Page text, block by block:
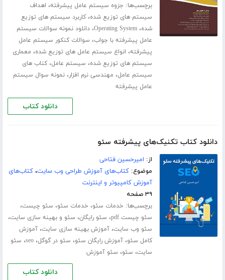
برچسب‌ها: جزوه سیستم عامل پیشرفته، اهداف
سیستم های توزیع شده،کاربرد سیستم های توزیع
شده،Operating System،دانلود نمونه سوالات سیستم
عامل پیشرفته با جواب، سوالات کنکور سیستم عامل
پیشرفته، انواع سیستم عامل های توزیع شده، معماری
سیستم های توزیع شده، سیستم عامل،کتاب های
سیستم عامل، مهندسی نرم افزار،نمونه سوال سیستم
عامل پیشرفته
دانلود کتاب
دانلود کتاب تکنیک‌های پیشرفته سئو
از: امیرحسین فتاحی
موضوع:کتاب‌های آموزش طراحی وب سایت،کتاب‌های
آموزش کامپیوتر و اینترنت
۳۹ صفحه
برچسب‌ها: خدمات سئو، خدمات سئو، سئو چیست،
سئو چیست pdf ، سئو رایگان، سئو و بهینه سازی سایت،
سئو وب سایت،آموزش بهینه سازی سایت،آموزش
کامل سئو،آموزش رایگان سئو، سئو در گوگل،seo، سئو
سایت، سئو، سئو آموزش
دانلود کتاب